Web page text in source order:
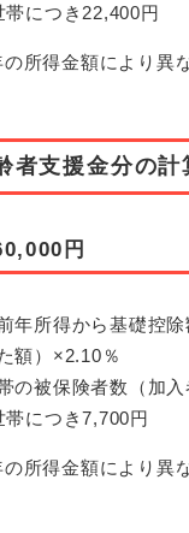
につき22,400円
所得金額により異
者支援金分の計
円
年所得から基礎控
額）×2.10％
の被保険者数（加
につき7,700円
所得金額により異